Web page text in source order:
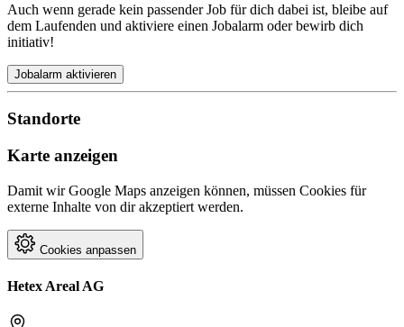
Auch wenn gerade kein passender Job für dich dabei ist, bleibe auf
dem Laufenden und aktiviere einen Jobalarm oder bewirb dich
initiativ!
Jobalarm aktivieren
Standorte
Karte anzeigen
Damit wir Google Maps anzeigen können, müssen Cookies für
externe Inhalte von dir akzeptiert werden.
Cookies anpassen
Hetex Areal AG